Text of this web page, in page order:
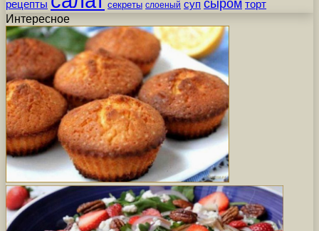
рецепты секреты слоеный суп сыром торт
Интересное